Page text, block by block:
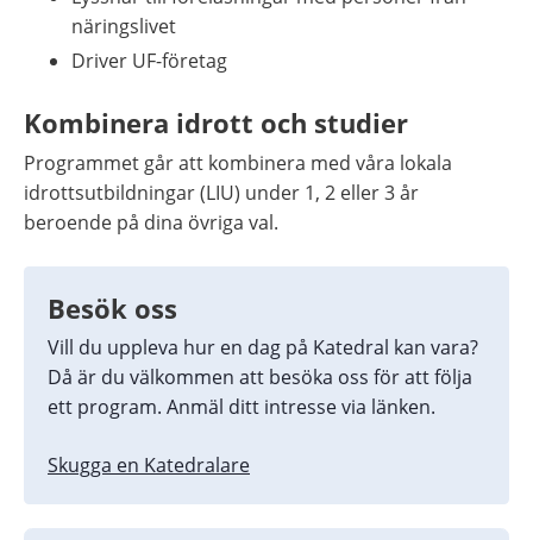
näringslivet
Driver UF-företag
Kombinera idrott och studier
Programmet går att kombinera med våra lokala
idrottsutbildningar (LIU) under 1, 2 eller 3 år
beroende på dina övriga val.
Besök oss
Vill du uppleva hur en dag på Katedral kan vara?
Då är du välkommen att besöka oss för att följa
ett program. Anmäl ditt intresse via länken.
Skugga en Katedralare